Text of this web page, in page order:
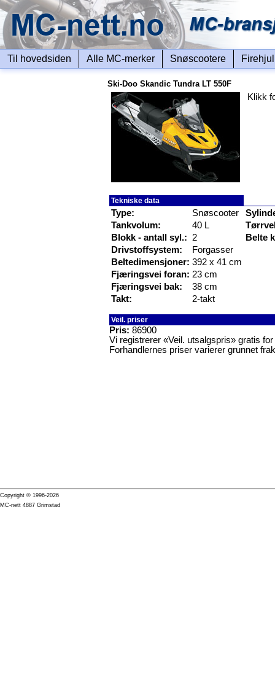
Til hovedsiden Alle MC-merker Snøscootere
Ski-Doo Skandic Tundra LT 550F
Klikk
Tekniske data
Type:
Snøscooter
Tankvolum:
40 L
Blokk - antall syl.:
2
Drivstoffsystem:
Forgasser
Beltedimensjoner: 392 x 41 cm
Fjæringsvei foran: 23 cm
Fjæringsvei bak:
38 cm
Takt:
2-takt
Belte
Veil. priser
Pris: 86900
Vi registrerer «Veil. utsalgspris» gratis
Forhandlernes priser varierer grunnet
Copyright © 1996-2026
MC-nett 4887 Grimstad